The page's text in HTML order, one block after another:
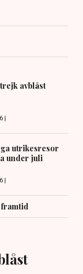
avblåst
|
utrikesresor
under juli
|
framtid